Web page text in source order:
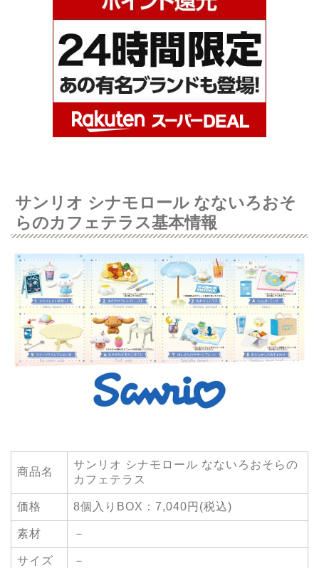
サンリオ シナモロール なないろおそ
らのカフェテラス基本情報
商品名
サンリオ シナモロール なないろおそらの
カフェテラス
価格 8個入りBOX：7,040円(税込)
素材 －
サイズ －